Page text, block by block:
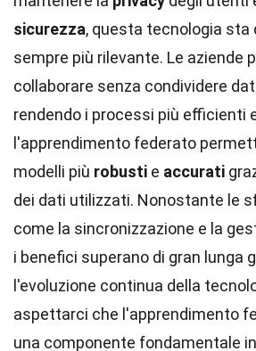
sicurezza, questa tecnologia sta
sempre più rilevante. Le aziende
collaborare senza condividere
rendendo i processi più efficienti
l'apprendimento federato
modelli più robusti e accurati
dei dati utilizzati. Nonostante le
come la sincronizzazione e la
i benefici superano di gran lunga
l'evoluzione continua della
aspettarci che l'apprendimento
una componente fondamentale